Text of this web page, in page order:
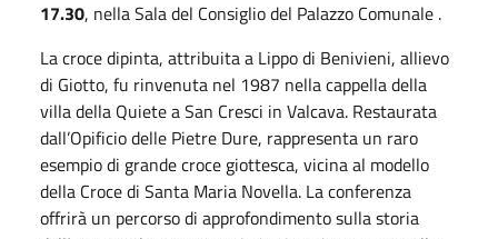
17.30, nella Sala del Consiglio del Palazzo Comunale .
La croce dipinta, attribuita a Lippo di Benivieni, allievo
di Giotto, fu rinvenuta nel 1987 nella cappella della
villa della Quiete a San Cresci in Valcava. Restaurata
dall’Opificio delle Pietre Dure, rappresenta un raro
esempio di grande croce giottesca, vicina al modello
della Croce di Santa Maria Novella. La conferenza
offrirà un percorso di approfondimento sulla storia